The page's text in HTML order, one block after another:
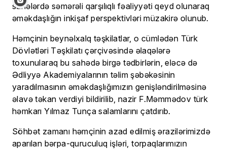
sahələrdə səmərəli qarşılıqlı fəaliyyəti qeyd olunaraq
əməkdaşlığın inkişaf perspektivləri müzakirə olunub.
Həmçinin beynəlxalq təşkilatlar, o cümlədən Türk
Dövlətləri Təşkilatı çərçivəsində əlaqələrə
toxunularaq bu sahədə birgə tədbirlərin, eləcə də
Ədliyyə Akademiyalarının təlim şəbəkəsinin
yaradılmasının əməkdaşlığımızın genişləndirilməsinə
əlavə təkan verdiyi bildirilib, nazir F.Məmmədov türk
həmkarı Yılmaz Tunça salamlarını çatdırıb.
Söhbət zamanı həmçinin azad edilmiş ərazilərimizdə
aparılan bərpa-quruculuq işləri, torpaqlarımızın